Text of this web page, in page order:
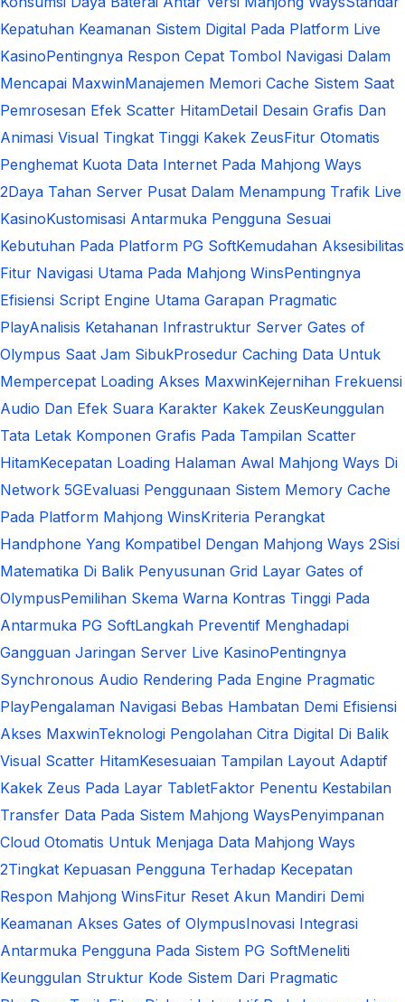
Kepatuhan Keamanan Sistem Digital Pada Platform Live
KasinoPentingnya Respon Cepat Tombol Navigasi Dalam
Mencapai MaxwinManajemen Memori Cache Sistem Saat
Pemrosesan Efek Scatter HitamDetail Desain Grafis Dan
Animasi Visual Tingkat Tinggi Kakek ZeusFitur Otomatis
Penghemat Kuota Data Internet Pada Mahjong Ways
2Daya Tahan Server Pusat Dalam Menampung Trafik Live
KasinoKustomisasi Antarmuka Pengguna Sesuai
Kebutuhan Pada Platform PG SoftKemudahan Aksesibilitas
Fitur Navigasi Utama Pada Mahjong WinsPentingnya
Efisiensi Script Engine Utama Garapan Pragmatic
PlayAnalisis Ketahanan Infrastruktur Server Gates of
Olympus Saat Jam SibukProsedur Caching Data Untuk
Mempercepat Loading Akses MaxwinKejernihan Frekuensi
Audio Dan Efek Suara Karakter Kakek ZeusKeunggulan
Tata Letak Komponen Grafis Pada Tampilan Scatter
HitamKecepatan Loading Halaman Awal Mahjong Ways Di
Network 5GEvaluasi Penggunaan Sistem Memory Cache
Pada Platform Mahjong WinsKriteria Perangkat
Handphone Yang Kompatibel Dengan Mahjong Ways 2Sisi
Matematika Di Balik Penyusunan Grid Layar Gates of
OlympusPemilihan Skema Warna Kontras Tinggi Pada
Antarmuka PG SoftLangkah Preventif Menghadapi
Gangguan Jaringan Server Live KasinoPentingnya
Synchronous Audio Rendering Pada Engine Pragmatic
PlayPengalaman Navigasi Bebas Hambatan Demi Efisiensi
Akses MaxwinTeknologi Pengolahan Citra Digital Di Balik
Visual Scatter HitamKesesuaian Tampilan Layout Adaptif
Kakek Zeus Pada Layar TabletFaktor Penentu Kestabilan
Transfer Data Pada Sistem Mahjong WaysPenyimpanan
Cloud Otomatis Untuk Menjaga Data Mahjong Ways
2Tingkat Kepuasan Pengguna Terhadap Kecepatan
Respon Mahjong WinsFitur Reset Akun Mandiri Demi
Keamanan Akses Gates of OlympusInovasi Integrasi
Antarmuka Pengguna Pada Sistem PG SoftMeneliti
Keunggulan Struktur Kode Sistem Dari Pragmatic